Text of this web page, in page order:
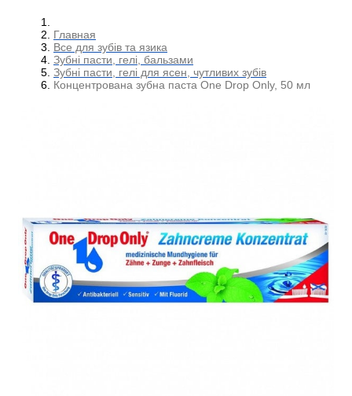
Главная
Все для зубів та язика
Зубні пасти, гелі, бальзами
Зубні пасти, гелі для ясен, чутливих зубів
Концентрована зубна паста One Drop Only, 50 мл